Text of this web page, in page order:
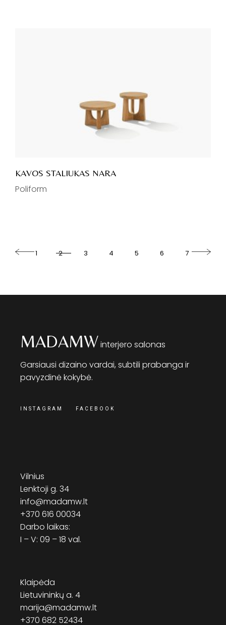
KAVOS STALIUKAS NARA
Poliform
1 2 3 4 5 6 7
MADAMWinterjero salonas
Garsiausi dizaino vardai, subtili prabanga ir
pavyzdinė kokybė.
INSTAGRAM FACEBOOK
Vilnius
Lenktoji g. 34
info@madamw.lt
+370 616 00034
Darbo laikas:
I – V: 09 – 18 val.
Klaipėda
Lietuvininkų a. 4
marija@madamw.lt
+370 682 52434